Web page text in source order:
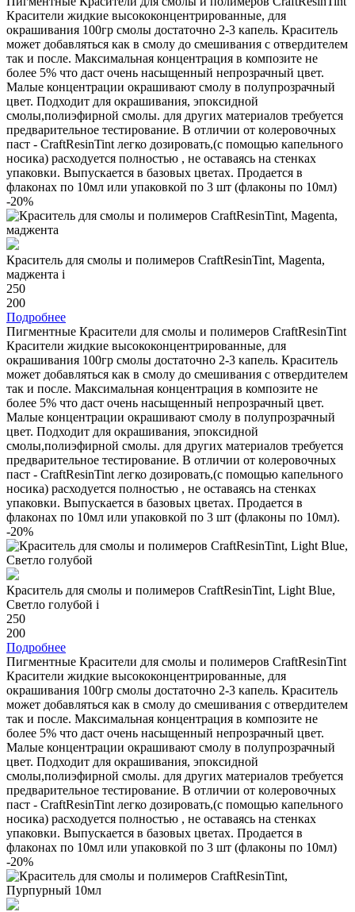
Красители жидкие высококонцентрированные, для
окрашивания 100гр смолы достаточно 2-3 капель. Краситель
может добавляться как в смолу до смешивания с отвердителем
так и после. Максимальная концентрация в композите не
более 5% что даст очень насыщенный непрозрачный цвет.
Малые концентрации окрашивают смолу в полупрозрачный
цвет. Подходит для окрашивания, эпоксидной
смолы,полиэфирной смолы. для других материалов требуется
предварительное тестирование. В отличии от колеровочных
паст - CraftResinTint легко дозировать,(с помощью капельного
носика) расходуется полностью , не оставаясь на стенках
упаковки. Выпускается в базовых цветах. Продается в
флаконах по 10мл или упаковкой по 3 шт (флаконы по 10мл)
-20%
Краситель для смолы и полимеров CraftResinTint, Magenta,
маджента i
250
200
Подробнее
Пигментные Красители для смолы и полимеров CraftResinTint
Красители жидкие высококонцентрированные, для
окрашивания 100гр смолы достаточно 2-3 капель. Краситель
может добавляться как в смолу до смешивания с отвердителем
так и после. Максимальная концентрация в композите не
более 5% что даст очень насыщенный непрозрачный цвет.
Малые концентрации окрашивают смолу в полупрозрачный
цвет. Подходит для окрашивания, эпоксидной
смолы,полиэфирной смолы. для других материалов требуется
предварительное тестирование. В отличии от колеровочных
паст - CraftResinTint легко дозировать,(с помощью капельного
носика) расходуется полностью , не оставаясь на стенках
упаковки. Выпускается в базовых цветах. Продается в
флаконах по 10мл или упаковкой по 3 шт (флаконы по 10мл).
-20%
Краситель для смолы и полимеров CraftResinTint, Light Blue,
Светло голубой i
250
200
Подробнее
Пигментные Красители для смолы и полимеров CraftResinTint
Красители жидкие высококонцентрированные, для
окрашивания 100гр смолы достаточно 2-3 капель. Краситель
может добавляться как в смолу до смешивания с отвердителем
так и после. Максимальная концентрация в композите не
более 5% что даст очень насыщенный непрозрачный цвет.
Малые концентрации окрашивают смолу в полупрозрачный
цвет. Подходит для окрашивания, эпоксидной
смолы,полиэфирной смолы. для других материалов требуется
предварительное тестирование. В отличии от колеровочных
паст - CraftResinTint легко дозировать,(с помощью капельного
носика) расходуется полностью , не оставаясь на стенках
упаковки. Выпускается в базовых цветах. Продается в
флаконах по 10мл или упаковкой по 3 шт (флаконы по 10мл)
-20%